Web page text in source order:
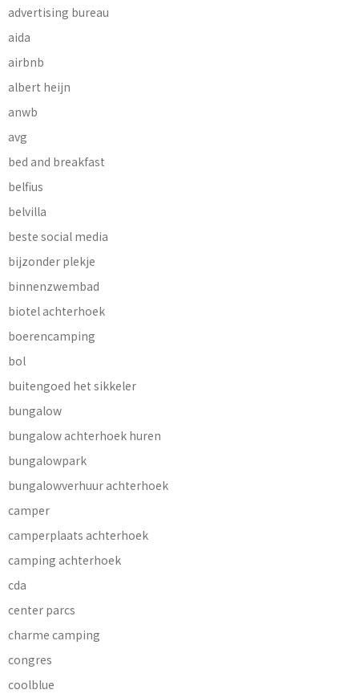
advertising bureau
aida
airbnb
albert heijn
anwb
avg
bed and breakfast
belfius
belvilla
beste social media
bijzonder plekje
binnenzwembad
biotel achterhoek
boerencamping
bol
buitengoed het sikkeler
bungalow
bungalow achterhoek huren
bungalowpark
bungalowverhuur achterhoek
camper
camperplaats achterhoek
camping achterhoek
cda
center parcs
charme camping
congres
coolblue